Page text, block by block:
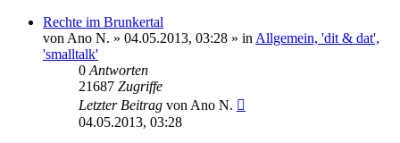
Rechte im Brunkertal
von Ano N. » 04.05.2013, 03:28 » in Allgemein, 'dit & dat',
'smalltalk'
0 Antworten
21687 Zugriffe
Letzter Beitrag von Ano N.
04.05.2013, 03:28